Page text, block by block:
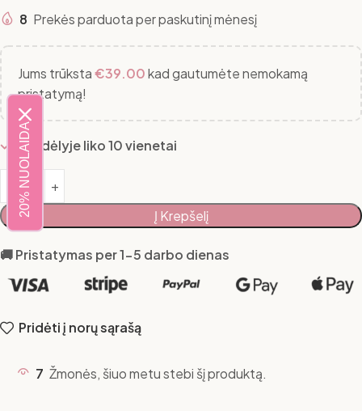
8 Prekės parduota per paskutinį mėnesį
Jums trūksta€39.00kad gautumėte nemokamą
pristatymą!
Sandėlyje liko 10 vienetai
Į Krepšelį
🚚 Pristatymas per 1-5 darbo dienas
Pridėti į norų sąrašą
7 Žmonės, šiuo metu stebi šį produktą.
20% NUOLAIDA